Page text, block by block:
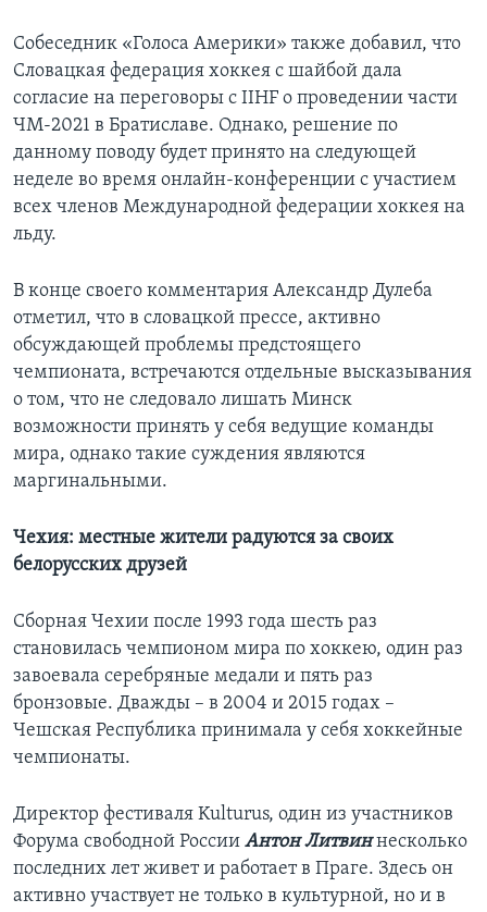
Собеседник «Голоса Америки» также добавил, что
Словацкая федерация хоккея с шайбой дала
согласие на переговоры с IIHF о проведении части
ЧМ-2021 в Братиславе. Однако, решение по
данному поводу будет принято на следующей
неделе во время онлайн-конференции с участием
всех членов Международной федерации хоккея на
льду.
В конце своего комментария Александр Дулеба
отметил, что в словацкой прессе, активно
обсуждающей проблемы предстоящего
чемпионата, встречаются отдельные высказывания
о том, что не следовало лишать Минск
возможности принять у себя ведущие команды
мира, однако такие суждения являются
маргинальными.
Чехия: местные жители радуются за своих
белорусских друзей
Сборная Чехии после 1993 года шесть раз
становилась чемпионом мира по хоккею, один раз
завоевала серебряные медали и пять раз
бронзовые. Дважды – в 2004 и 2015 годах –
Чешская Республика принимала у себя хоккейные
чемпионаты.
Директор фестиваля Kulturus, один из участников
Форума свободной России Антон Литвиннесколько
последних лет живет и работает в Праге. Здесь он
активно участвует не только в культурной, но и в